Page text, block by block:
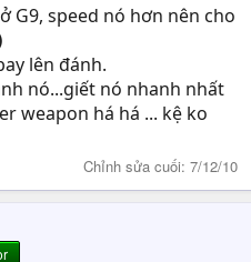
G9, speed nó hơn nên cho
lên đánh.
nó...giết nó nhanh nhất
weapon há há ... kệ ko
Chỉnh sửa cuối: 7/12/10